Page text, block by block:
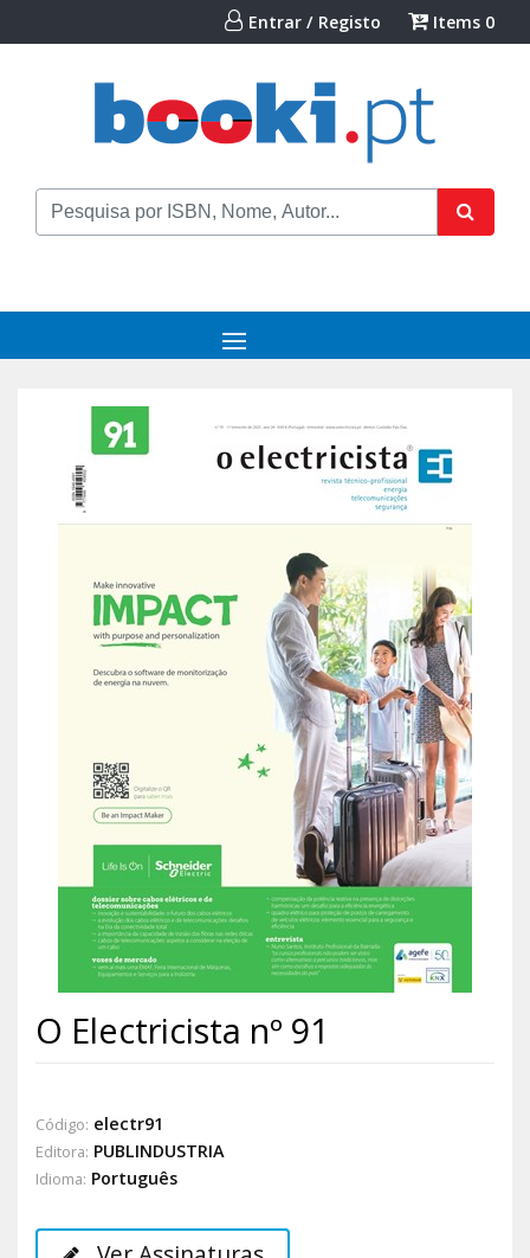
Entrar / Registo Items 0
O Electricista nº 91
Código: electr91
Editora: PUBLINDUSTRIA
Idioma: Português